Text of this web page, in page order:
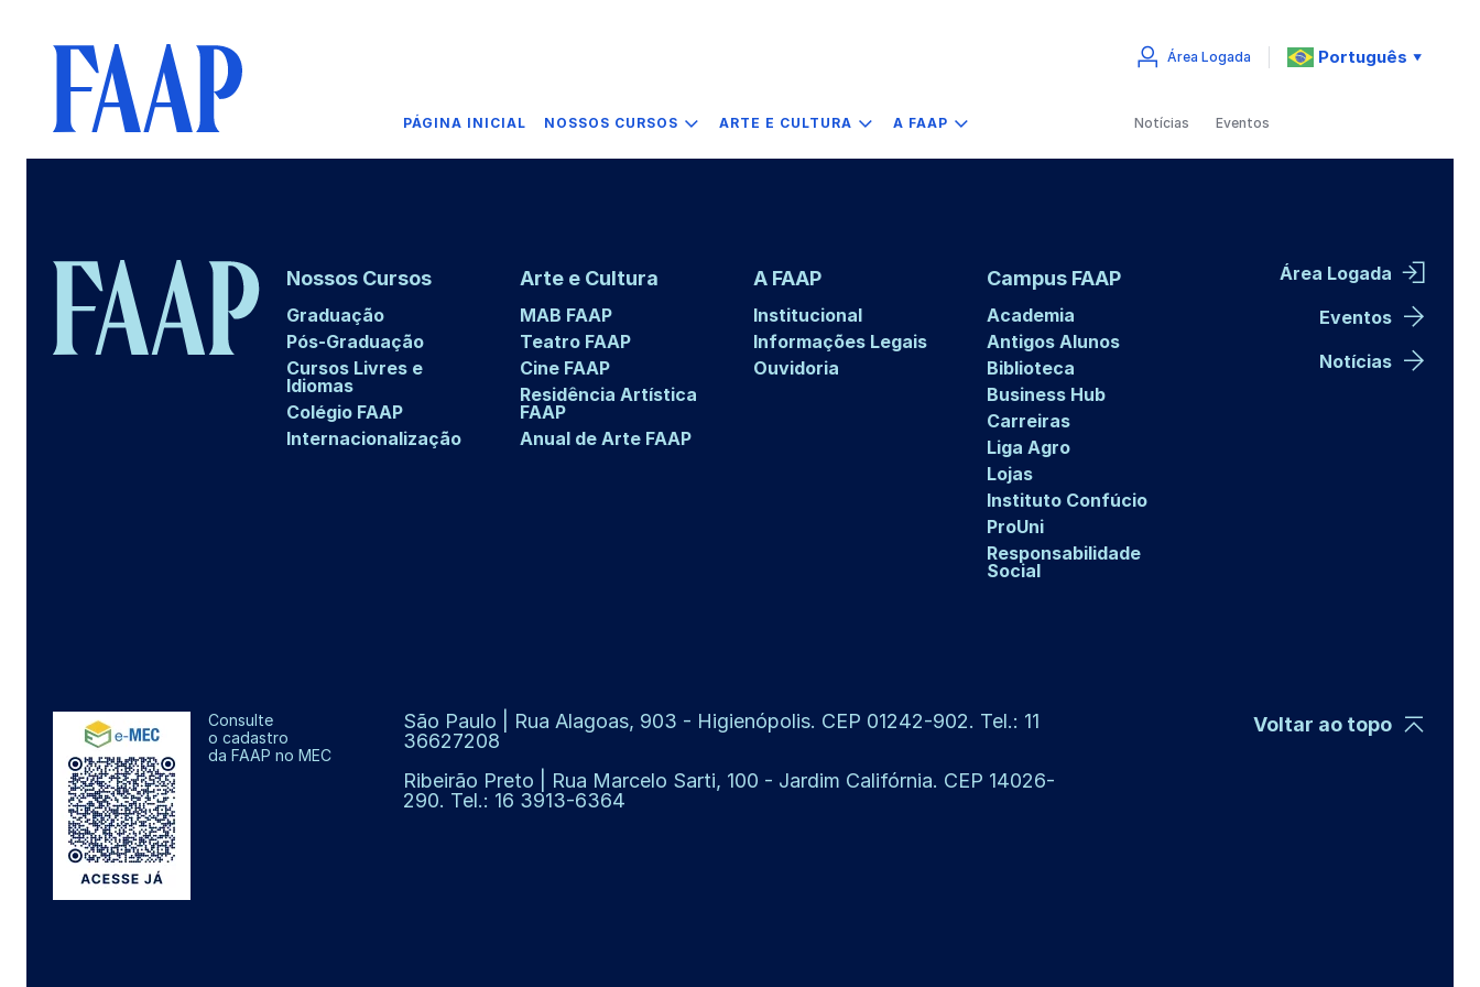
PÁGINA INICIAL NOSSOS CURSOS ARTE E CULTURA A FAAP
Área Logada Português ▼
Notícias Eventos
Nossos Cursos
Graduação
Pós-Graduação
Cursos Livres e
Idiomas
Colégio FAAP
Internacionalização
Arte e Cultura
MAB FAAP
Teatro FAAP
Cine FAAP
Residência Artística
FAAP
Anual de Arte FAAP
A FAAP
Institucional
Informações Legais
Ouvidoria
Campus FAAP
Academia
Antigos Alunos
Biblioteca
Business Hub
Carreiras
Liga Agro
Lojas
Instituto Confúcio
ProUni
Responsabilidade
Social
Área Logada
Eventos
Notícias
Consulte
o cadastro
da FAAP no MEC
São Paulo | Rua Alagoas, 903 - Higienópolis. CEP 01242-902. Tel.: 11
36627208
Ribeirão Preto | Rua Marcelo Sarti, 100 - Jardim Califórnia. CEP 14026-
290. Tel.: 16 3913-6364
Voltar ao topo